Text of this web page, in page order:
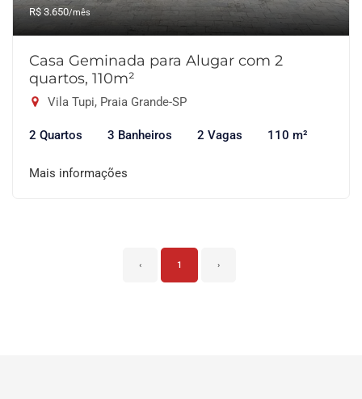
R$ 3.650/mês
Casa Geminada para Alugar com 2
quartos, 110m²
Vila Tupi, Praia Grande-SP
2 Quartos 3 Banheiros 2 Vagas 110 m²
Mais informações
‹ 1 ›